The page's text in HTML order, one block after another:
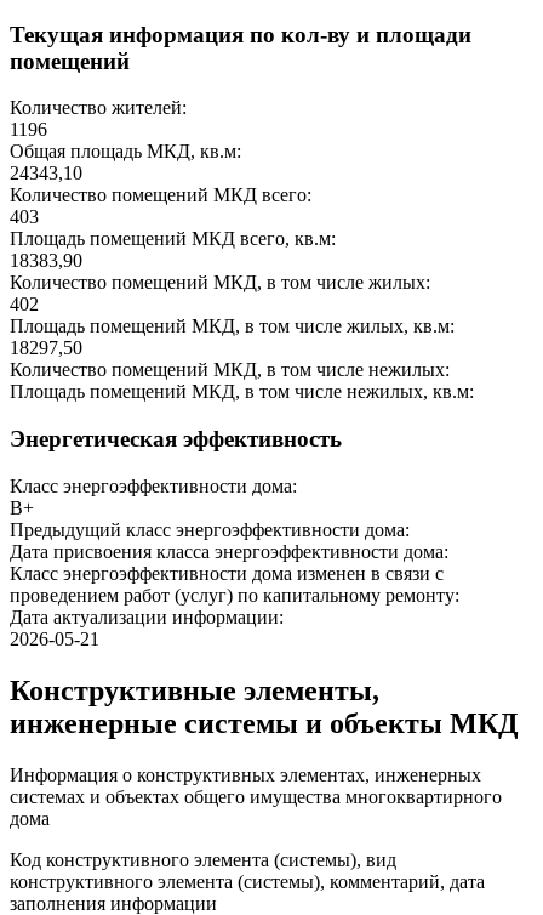
Текущая информация по кол-ву и площади
помещений
Количество жителей:
1196
Общая площадь МКД, кв.м:
24343,10
Количество помещений МКД всего:
403
Площадь помещений МКД всего, кв.м:
18383,90
Количество помещений МКД, в том числе жилых:
402
Площадь помещений МКД, в том числе жилых, кв.м:
18297,50
Количество помещений МКД, в том числе нежилых:
Площадь помещений МКД, в том числе нежилых, кв.м:
Энергетическая эффективность
Класс энергоэффективности дома:
B+
Предыдущий класс энергоэффективности дома:
Дата присвоения класса энергоэффективности дома:
Класс энергоэффективности дома изменен в связи с
проведением работ (услуг) по капитальному ремонту:
Дата актуализации информации:
2026-05-21
Конструктивные элементы,
инженерные системы и объекты МКД
Информация о конструктивных элементах, инженерных
системах и объектах общего имущества многоквартирного
дома
Код конструктивного элемента (системы), вид
конструктивного элемента (системы), комментарий, дата
заполнения информации